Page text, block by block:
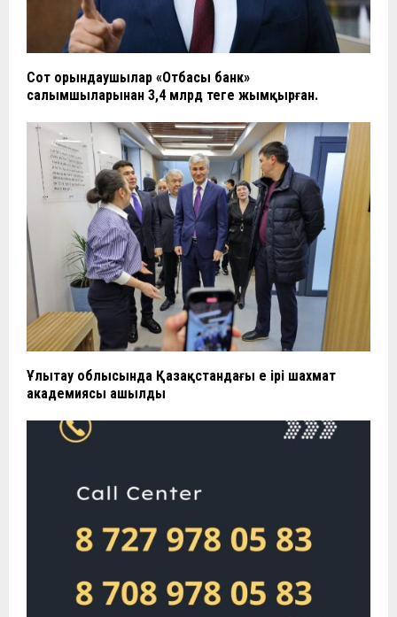
Сот орындаушылар «Отбасы банк»
салымшыларынан 3,4 млрд теңге жымқырған.
Ұлытау облысында Қазақстандағы ең ірі шахмат
академиясы ашылды